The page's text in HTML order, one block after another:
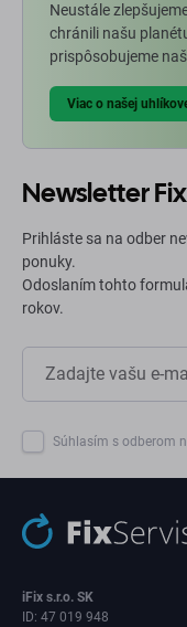
Neustále
chránili našu
prispôsobujeme
Viac o našej
Newsletter Fix
Prihláste sa na odber
ponuky.
Odoslaním tohto
rokov.
Súhlasím s odberom
iFix s.r.o. SK
ID: 47 019 948